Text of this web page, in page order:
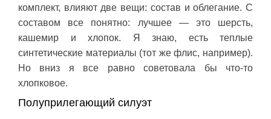
комплект, влияют две вещи: состав и облегание. С
составом все понятно: лучшее — это шерсть,
кашемир и хлопок. Я знаю, есть теплые
синтетические материалы (тот же флис, например).
Но вниз я все равно советовала бы что-то
хлопковое.
Полуприлегающий силуэт